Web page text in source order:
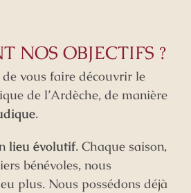
NOS OBJECTIFS ?
de vous faire découvrir le
de l’Ardèche, de manière
.
lieu évolutif. Chaque saison,
bénévoles, nous
plus. Nous possédons déjà